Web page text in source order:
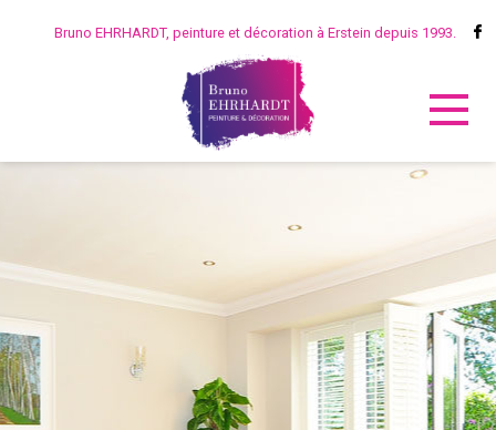
Bruno EHRHARDT, peinture et décoration à Erstein depuis 1993.